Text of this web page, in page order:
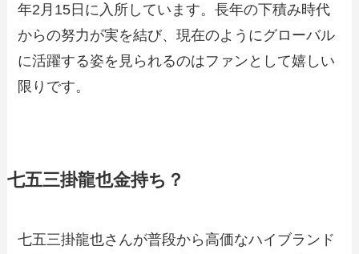
年2月15日に入所しています。長年の下積み時代
からの努力が実を結び、現在のようにグローバル
に活躍する姿を見られるのはファンとして嬉しい
限りです。
七五三掛龍也金持ち？
七五三掛龍也さんが普段から高価なハイブランド